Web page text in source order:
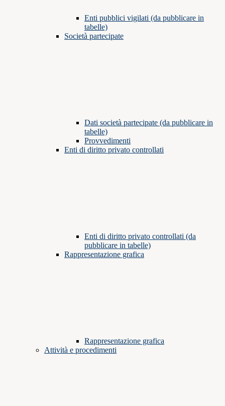
Enti pubblici vigilati (da pubblicare in
tabelle)
Società partecipate
Dati società partecipate (da pubblicare in
tabelle)
Provvedimenti
Enti di diritto privato controllati
Enti di diritto privato controllati (da
pubblicare in tabelle)
Rappresentazione grafica
Rappresentazione grafica
Attività e procedimenti